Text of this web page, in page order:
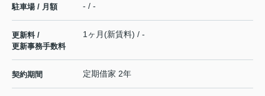
駐車場 / 月額 - / -
更新料 /
更新事務手数料
1ヶ月(新賃料) / -
契約期間 定期借家 2年